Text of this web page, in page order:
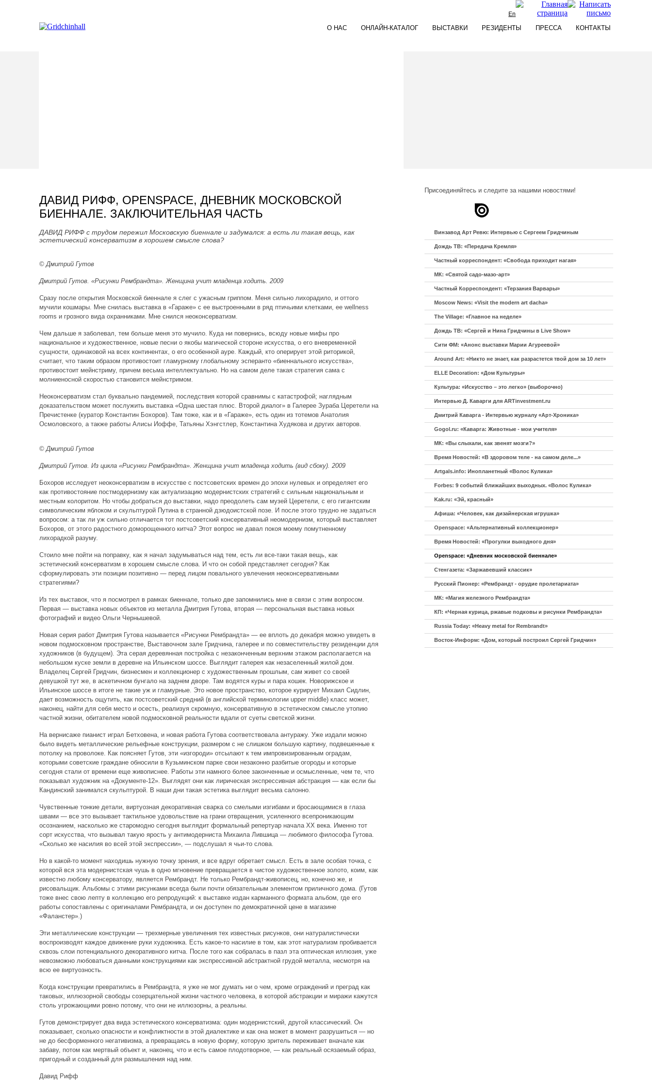
En
О НАС ОНЛАЙН-КАТАЛОГ ВЫСТАВКИ РЕЗИДЕНТЫ ПРЕССА КОНТАКТЫ
ДАВИД РИФФ, OPENSPACE, ДНЕВНИК МОСКОВСКОЙ
БИЕННАЛЕ. ЗАКЛЮЧИТЕЛЬНАЯ ЧАСТЬ
ДАВИД РИФФ с трудом пережил Московскую биеннале и задумался: а есть ли такая вещь, как
эстетический консерватизм в хорошем смысле слова?
© Дмитрий Гутов
Дмитрий Гутов. «Рисунки Рембрандта». Женщина учит младенца ходить. 2009
Сразу после открытия Московской биеннале я слег с ужасным гриппом. Меня сильно лихорадило, и оттого
мучили кошмары. Мне снилась выставка в «Гараже» с ее выстроенными в ряд птичьими клетками, ее wellness
rooms и грозного вида охранниками. Мне снился неоконсерватизм.
Чем дальше я заболевал, тем больше меня это мучило. Куда ни повернись, всюду новые мифы про
национальное и художественное, новые песни о якобы магической стороне искусства, о его вневременной
сущности, одинаковой на всех континентах, о его особенной ауре. Каждый, кто оперирует этой риторикой,
считает, что таким образом противостоит гламурному глобальному эсперанто «биеннального искусства»,
противостоит мейнстриму, причем весьма интеллектуально. Но на самом деле такая стратегия сама с
молниеносной скоростью становится мейнстримом.
Неоконсерватизм стал буквально пандемией, последствия которой сравнимы с катастрофой; наглядным
доказательством может послужить выставка «Одна шестая плюс. Второй диалог» в Галерее Зураба Церетели на
Пречистенке (куратор Константин Бохоров). Там тоже, как и в «Гараже», есть один из тотемов Анатолия
Осмоловского, а также работы Алисы Иоффе, Татьяны Хэнгстлер, Константина Худякова и других авторов.
© Дмитрий Гутов
Дмитрий Гутов. Из цикла «Рисунки Рембрандта». Женщина учит младенца ходить (вид сбоку). 2009
Бохоров исследует неоконсерватизм в искусстве с постсоветских времен до эпохи нулевых и определяет его
как противостояние постмодернизму как актуализацию модернистских стратегий с сильным национальным и
местным колоритом. Но чтобы добраться до выставки, надо преодолеть сам музей Церетели, с его гигантским
символическим яблоком и скульптурой Путина в странной дзюдоистской позе. И после этого трудно не задаться
вопросом: а так ли уж сильно отличается тот постсоветский консервативный неомодернизм, который выставляет
Бохоров, от этого радостного доморощенного китча? Этот вопрос не давал покоя моему помутненному
лихорадкой разуму.
Стоило мне пойти на поправку, как я начал задумываться над тем, есть ли все-таки такая вещь, как
эстетический консерватизм в хорошем смысле слова. И что он собой представляет сегодня? Как
сформулировать эти позиции позитивно — перед лицом повального увлечения неоконсервативными
стратегиями?
Из тех выставок, что я посмотрел в рамках биеннале, только две запомнились мне в связи с этим вопросом.
Первая — выставка новых объектов из металла Дмитрия Гутова, вторая — персональная выставка новых
фотографий и видео Ольги Чернышевой.
Новая серия работ Дмитрия Гутова называется «Рисунки Рембрандта» — ее вплоть до декабря можно увидеть в
новом подмосковном пространстве, Выставочном зале Гридчина, галерее и по совместительству резиденции для
художников (в будущем). Эта серая деревянная постройка с незаконченным верхним этажом располагается на
небольшом куске земли в деревне на Ильинском шоссе. Выглядит галерея как незаселенный жилой дом.
Владелец Сергей Гридчин, бизнесмен и коллекционер с художественным прошлым, сам живет со своей
девушкой тут же, в аскетичном бунгало на заднем дворе. Там водятся куры и пара кошек. Новорижское и
Ильинское шоссе в итоге не такие уж и гламурные. Это новое пространство, которое курирует Михаил Сидлин,
дает возможность ощутить, как постсоветский средний (в английской терминологии upper middle) класс может,
наконец, найти для себя место и осесть, реализуя скромную, консервативную в эстетическом смысле утопию
частной жизни, обитателем новой подмосковной реальности вдали от суеты светской жизни.
На вернисаже пианист играл Бетховена, и новая работа Гутова соответствовала антуражу. Уже издали можно
было видеть металлические рельефные конструкции, размером с не слишком большую картину, подвешенные к
потолку на проволоке. Как поясняет Гутов, эти «изгороди» отсылают к тем импровизированным оградам,
которыми советские граждане обносили в Кузьминском парке свои незаконно разбитые огороды и которые
сегодня стали от времени еще живописнее. Работы эти намного более законченные и осмысленные, чем те, что
показывал художник на «Документе-12». Выглядят они как лирическая экспрессивная абстракция — как если бы
Кандинский занимался скульптурой. В наши дни такая эстетика выглядит весьма салонно.
Чувственные тонкие детали, виртуозная декоративная сварка со смелыми изгибами и бросающимися в глаза
швами — все это вызывает тактильное удовольствие на грани отвращения, усиленного всепроникающим
осознанием, насколько же старомодно сегодня выглядит формальный репертуар начала ХХ века. Именно тот
сорт искусства, что вызывал такую ярость у антимодерниста Михаила Лившица — любимого философа Гутова.
«Сколько же насилия во всей этой экспрессии», — подслушал я чьи-то слова.
Но в какой-то момент находишь нужную точку зрения, и все вдруг обретает смысл. Есть в зале особая точка, с
которой вся эта модернистская чушь в одно мгновение превращается в чистое художественное золото, коим, как
известно любому консерватору, является Рембрандт. Не только Рембрандт-живописец, но, конечно же, и
рисовальщик. Альбомы с этими рисунками всегда были почти обязательным элементом приличного дома. (Гутов
тоже внес свою лепту в коллекцию его репродукций: к выставке издан карманного формата альбом, где его
работы сопоставлены с оригиналами Рембрандта, и он доступен по демократичной цене в магазине
«Фаланстер».)
Эти металлические конструкции — трехмерные увеличения тех известных рисунков, они натуралистически
воспроизводят каждое движение руки художника. Есть какое-то насилие в том, как этот натурализм пробивается
сквозь слои потенциального декоративного китча. После того как собралась в пазл эта оптическая иллюзия, уже
невозможно любоваться данными конструкциями как экспрессивной абстрактной грудой металла, несмотря на
всю ее виртуозность.
Когда конструкции превратились в Рембрандта, я уже не мог думать ни о чем, кроме ограждений и преград как
таковых, иллюзорной свободы созерцательной жизни частного человека, в которой абстракции и миражи кажутся
столь угрожающими ровно потому, что они не иллюзорны, а реальны.
Гутов демонстрирует два вида эстетического консерватизма: один модернистский, другой классический. Он
показывает, сколько опасности и конфликтности в этой диалектике и как она может в момент разрушиться — но
не до бесформенного негативизма, а превращаясь в новую форму, которую зритель переживает вначале как
забаву, потом как мертвый объект и, наконец, что и есть самое плодотворное, — как реальный осязаемый образ,
пригодный и созданный для размышления над ним.
Давид Рифф
Присоединяйтесь и следите за нашими новостями!
Винзавод Арт Ревю: Интервью с Сергеем Гридчиным
Дождь ТВ: «Передача Кремля»
Частный корреспондент: «Свобода приходит нагая»
МК: «Святой садо-мазо-арт»
Частный Корреспондент: «Терзания Варвары»
Moscow News: «Visit the modern art dacha»
The Village: «Главное на неделе»
Дождь ТВ: «Сергей и Нина Гридчины в Live Show»
Сити ФМ: «Анонс выставки Марии Агуреевой»
Around Art: «Никто не знает, как разрастется твой дом за 10 лет»
ELLE Decoration: «Дом Культуры»
Культура: «Искусство – это легко» (выборочно)
Интервью Д. Каварги для ARTinvestment.ru
Дмитрий Каварга - Интервью журналу «Арт-Хроника»
Gogol.ru: «Каварга: Животные - мои учителя»
МК: «Вы слыхали, как звенят мозги?»
Время Новостей: «В здоровом теле - на самом деле...»
Artgals.info: Инопланетный «Волос Кулика»
Forbes: 9 событий ближайших выходных. «Волос Кулика»
Kak.ru: «Эй, красный»
Афиша: «Человек, как дизайнерская игрушка»
Openspace: «Альтернативный коллекционер»
Время Новостей: «Прогулки выходного дня»
Openspace: «Дневник московской биеннале»
Стенгазета: «Заржавевший классик»
Русский Пионер: «Рембрандт - орудие пролетариата»
МК: «Магия железного Рембрандта»
КП: «Черная курица, ржавые подковы и рисунки Рембрандта»
Russia Today: «Heavy metal for Rembrandt»
Восток-Информ: «Дом, который построил Сергей Гридчин»